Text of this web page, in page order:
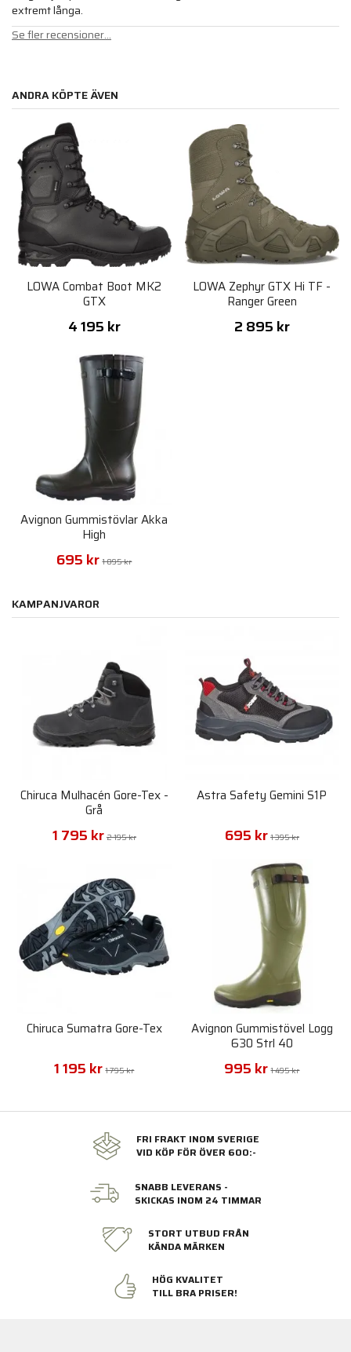
extremt långa.
Se fler recensioner...
ANDRA KÖPTE ÄVEN
LOWA Combat Boot MK2
GTX
4 195 kr
LOWA Zephyr GTX Hi TF -
Ranger Green
2 895 kr
Avignon Gummistövlar Akka
High
695 kr 1 095 kr
KAMPANJVAROR
Chiruca Mulhacén Gore-Tex -
Grå
1 795 kr 2 195 kr
Astra Safety Gemini S1P
695 kr 1 395 kr
Chiruca Sumatra Gore-Tex
1 195 kr 1 795 kr
Avignon Gummistövel Logg
630 Strl 40
995 kr 1 495 kr
FRI FRAKT INOM SVERIGE
VID KÖP FÖR ÖVER 600:-
SNABB LEVERANS -
SKICKAS INOM 24 TIMMAR
STORT UTBUD FRÅN
KÄNDA MÄRKEN
HÖG KVALITET
TILL BRA PRISER!